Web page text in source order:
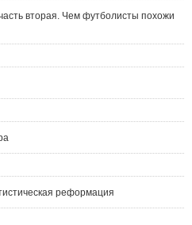
вторая. Чем футболисты похожи
реформация